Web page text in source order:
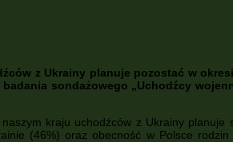
z Ukrainy planuje pozostać w
sondażowego „Uchodźcy
kraju uchodźców z Ukrainy
(46%) oraz obecność w Polsce